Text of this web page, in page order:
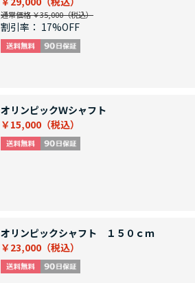
通常価格 ￥35,000
割引率： 17%OFF
オリンピックＷシャフト
￥15,000
オリンピックシャフト １５０ｃｍ
￥23,000